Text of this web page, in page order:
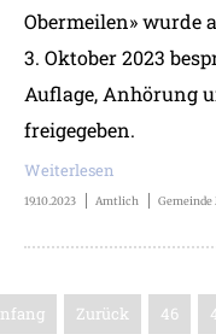
Obermeilen» wurde
3. Oktober 2023
Auflage, Anhörung
freigegeben.
Weiterlesen
19.10.2023 Amtlich Gemeinde
Zurück 46